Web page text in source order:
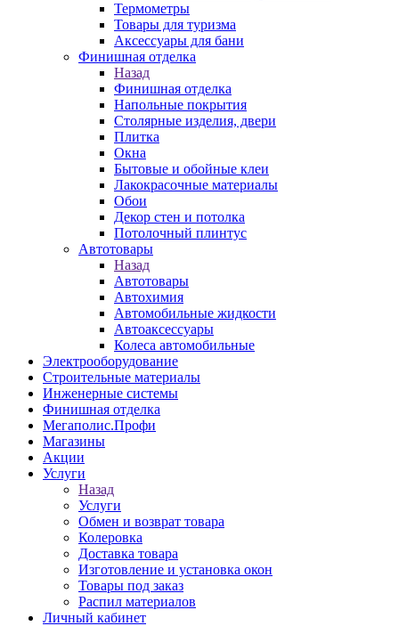
Термометры
Товары для туризма
Аксессуары для бани
Финишная отделка
Назад
Финишная отделка
Напольные покрытия
Столярные изделия, двери
Плитка
Окна
Бытовые и обойные клеи
Лакокрасочные материалы
Обои
Декор стен и потолка
Потолочный плинтус
Автотовары
Назад
Автотовары
Автохимия
Автомобильные жидкости
Автоаксессуары
Колеса автомобильные
Электрооборудование
Строительные материалы
Инженерные системы
Финишная отделка
Мегаполис.Профи
Магазины
Акции
Услуги
Назад
Услуги
Обмен и возврат товара
Колеровка
Доставка товара
Изготовление и установка окон
Товары под заказ
Распил материалов
Личный кабинет